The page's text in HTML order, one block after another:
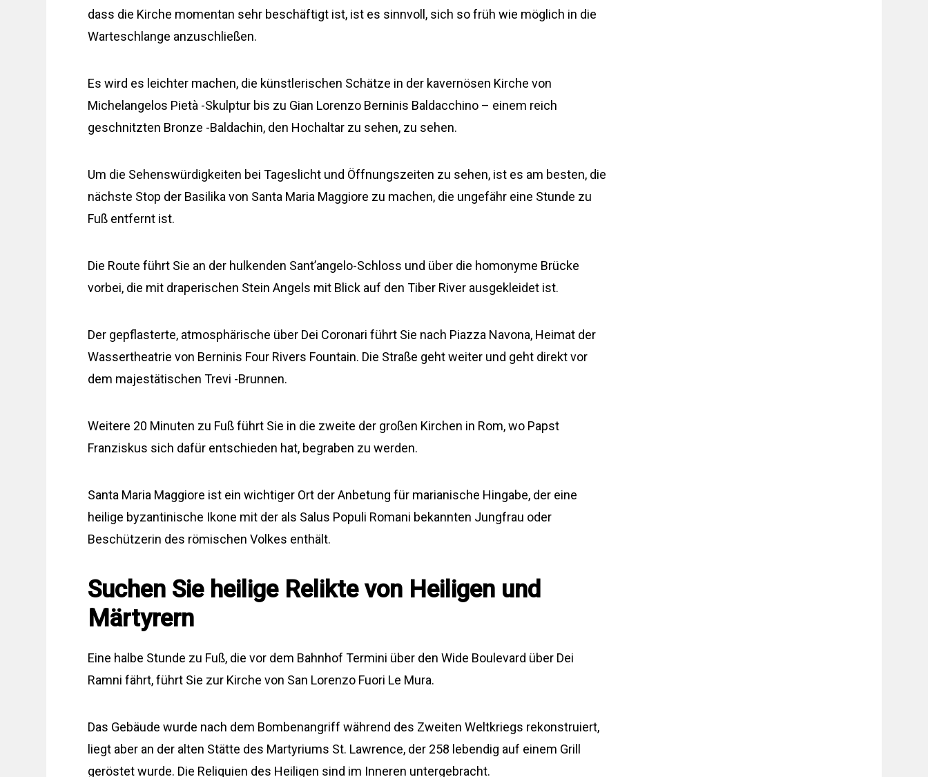
dass die Kirche momentan sehr beschäftigt ist, ist es sinnvoll, sich so früh wie möglich in die
Warteschlange anzuschließen.
Es wird es leichter machen, die künstlerischen Schätze in der kavernösen Kirche von
Michelangelos Pietà -Skulptur bis zu Gian Lorenzo Berninis Baldacchino – einem reich
geschnitzten Bronze -Baldachin, den Hochaltar zu sehen, zu sehen.
Um die Sehenswürdigkeiten bei Tageslicht und Öffnungszeiten zu sehen, ist es am besten, die
nächste Stop der Basilika von Santa Maria Maggiore zu machen, die ungefähr eine Stunde zu
Fuß entfernt ist.
Die Route führt Sie an der hulkenden Sant’angelo-Schloss und über die homonyme Brücke
vorbei, die mit draperischen Stein Angels mit Blick auf den Tiber River ausgekleidet ist.
Der gepflasterte, atmosphärische über Dei Coronari führt Sie nach Piazza Navona, Heimat der
Wassertheatrie von Berninis Four Rivers Fountain. Die Straße geht weiter und geht direkt vor
dem majestätischen Trevi -Brunnen.
Weitere 20 Minuten zu Fuß führt Sie in die zweite der großen Kirchen in Rom, wo Papst
Franziskus sich dafür entschieden hat, begraben zu werden.
Santa Maria Maggiore ist ein wichtiger Ort der Anbetung für marianische Hingabe, der eine
heilige byzantinische Ikone mit der als Salus Populi Romani bekannten Jungfrau oder
Beschützerin des römischen Volkes enthält.
Suchen Sie heilige Relikte von Heiligen und
Märtyrern
Eine halbe Stunde zu Fuß, die vor dem Bahnhof Termini über den Wide Boulevard über Dei
Ramni fährt, führt Sie zur Kirche von San Lorenzo Fuori Le Mura.
Das Gebäude wurde nach dem Bombenangriff während des Zweiten Weltkriegs rekonstruiert,
liegt aber an der alten Stätte des Martyriums St. Lawrence, der 258 lebendig auf einem Grill
geröstet wurde. Die Reliquien des Heiligen sind im Inneren untergebracht.